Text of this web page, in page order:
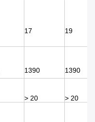
17 19
1390 1390
> 20 > 20